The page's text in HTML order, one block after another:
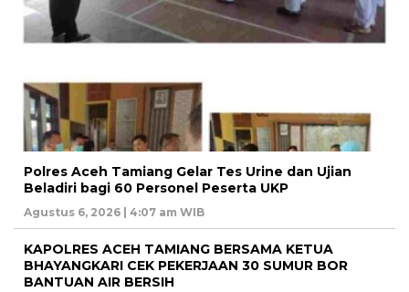
Polres Aceh Tamiang Gelar Tes Urine dan Ujian
Beladiri bagi 60 Personel Peserta UKP
Agustus 6, 2026 | 4:07 am WIB
KAPOLRES ACEH TAMIANG BERSAMA KETUA
BHAYANGKARI CEK PEKERJAAN 30 SUMUR BOR
BANTUAN AIR BERSIH